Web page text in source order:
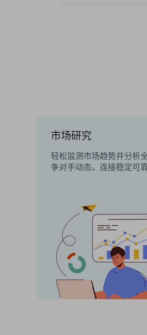
市场研究
轻松监测市场趋势并分析
争对手动态，连接稳定可靠